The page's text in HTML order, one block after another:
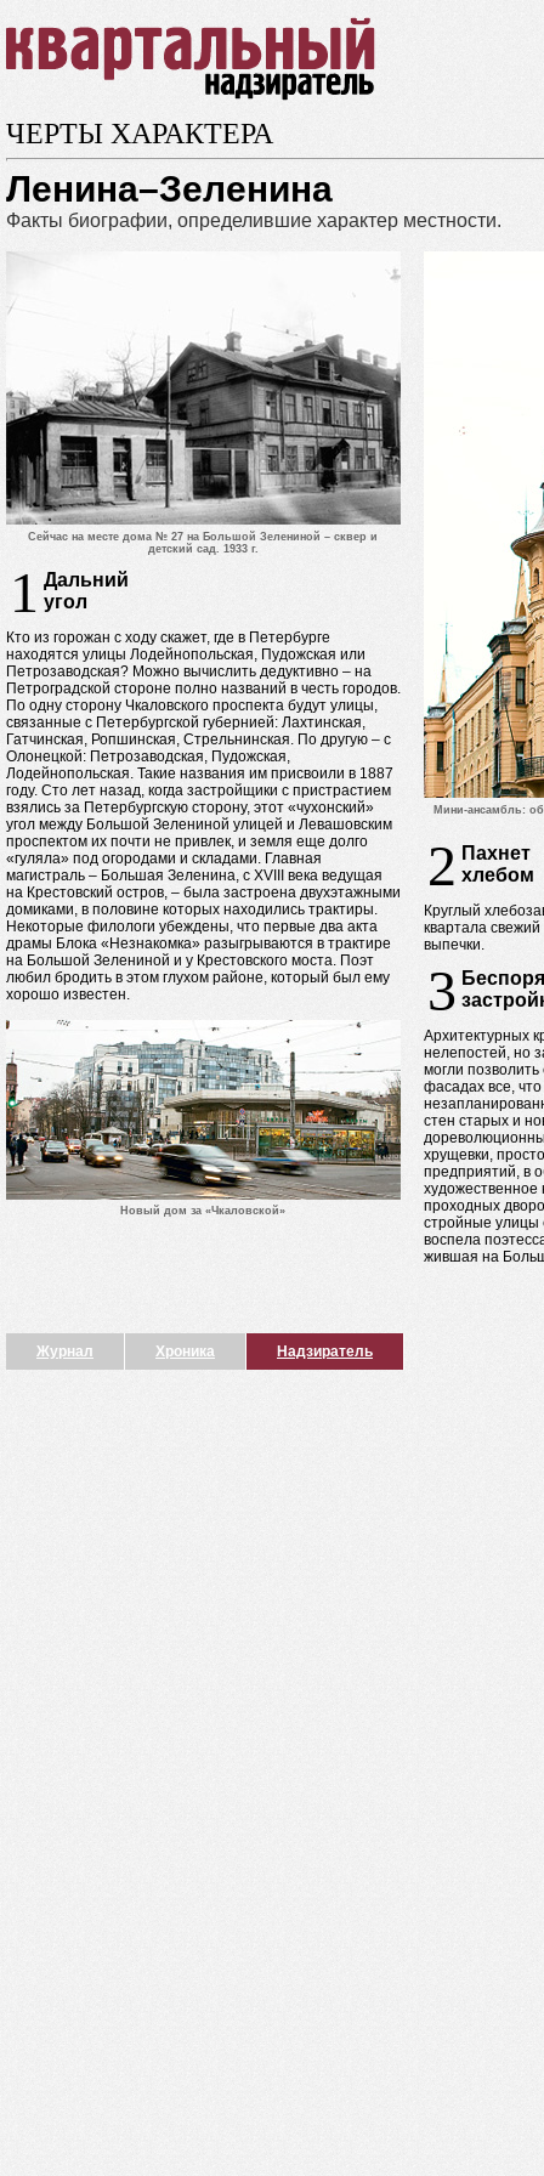
ЧЕРТЫ ХАРАКТЕРА
Ленина–Зеленина
Факты биографии, определившие характер местности.
Сейчас на месте дома № 27 на Большой Зелениной – сквер и
детский сад. 1933 г.
1
Дальний
угол
Кто из горожан с ходу скажет, где в Петербурге
находятся улицы Лодейнопольская, Пудожская или
Петрозаводская? Можно вычислить дедуктивно – на
Петроградской стороне полно названий в честь городов.
По одну сторону Чкаловского проспекта будут улицы,
связанные с Петербургской губернией: Лахтинская,
Гатчинская, Ропшинская, Стрельнинская. По другую – с
Олонецкой: Петрозаводская, Пудожская,
Лодейнопольская. Такие названия им присвоили в 1887
году. Сто лет назад, когда застройщики с пристрастием
взялись за Петербургскую сторону, этот «чухонский»
угол между Большой Зелениной улицей и Левашовским
проспектом их почти не привлек, и земля еще долго
«гуляла» под огородами и складами. Главная
магистраль – Большая Зеленина, с XVIII века ведущая
на Крестовский остров, – была застроена двухэтажными
домиками, в половине которых находились трактиры.
Некоторые филологи убеждены, что первые два акта
драмы Блока «Незнакомка» разыгрываются в трактире
на Большой Зелениной и у Крестовского моста. Поэт
любил бродить в этом глухом районе, который был ему
хорошо известен.
Новый дом за «Чкаловской»
Мини-ансамбль:
2 Пахнет
хлебом
Круглый
квартала
выпечки.
3
Архитектурных
нелепостей, но
могли
фасадах все,
стен старых и
хрущевки,
предприятий, в
художественное
проходных
стройные улицы
воспела
жившая на
Журнал Хроника Надзиратель